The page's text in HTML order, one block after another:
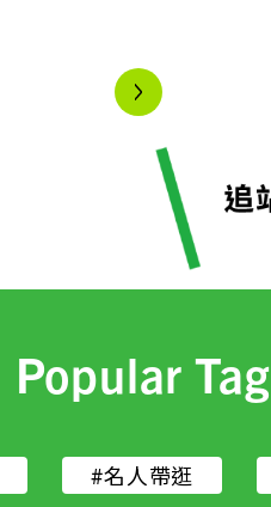
Popular Tag
#名人帶逛